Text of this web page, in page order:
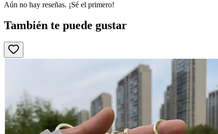
Aún no hay reseñas. ¡Sé el primero!
También te puede gustar